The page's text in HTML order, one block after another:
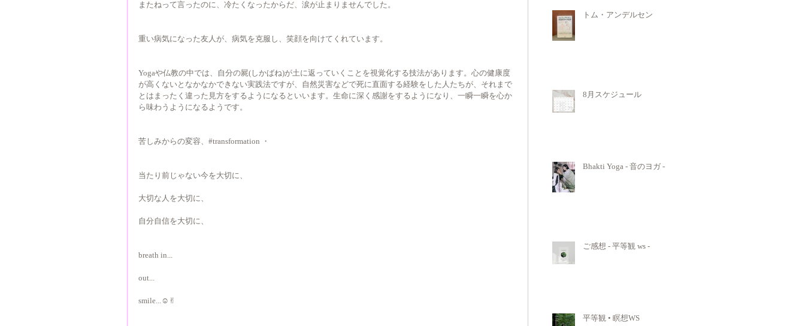
またねって言ったのに、冷たくなったからだ、涙が止まりませんでした。
重い病気になった友人が、病気を克服し、笑顔を向けてくれています。
Yogaや仏教の中では、自分の屍(しかばね)が土に返っていくことを視覚化する技法があります。心の健康度
が高くないとなかなかできない実践法ですが、自然災害などで死に直面する経験をした人たちが、それまで
とはまったく違った見方をするようになるといいます。生命に深く感謝をするようになり、一瞬一瞬を心か
ら味わうようになるようです。
苦しみからの変容、#transformation ・
当たり前じゃない今を大切に、
大切な人を大切に、
自分自信を大切に、
breath in...
out...
smile...☺︎✌︎
トム・アンデルセン
8月スケジュール
Bhakti Yoga - 音のヨガ -
ご感想 - 平等観 ws -
平等観 • 瞑想WS